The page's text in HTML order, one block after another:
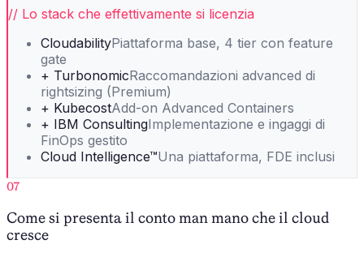
// Lo stack che effettivamente si licenzia
CloudabilityPiattaforma base, 4 tier con feature
gate
+ TurbonomicRaccomandazioni advanced di
rightsizing (Premium)
+ KubecostAdd-on Advanced Containers
+ IBM ConsultingImplementazione e ingaggi di
FinOps gestito
Cloud Intelligence™Una piattaforma, FDE inclusi
07
Come si presenta il conto man mano che il cloud
cresce